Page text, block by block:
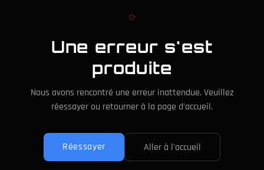
Une erreur s'est
produite
Nous avons rencontré une erreur inattendue. Veuillez
réessayer ou retourner à la page d'accueil.
Réessayer Aller à l'accueil